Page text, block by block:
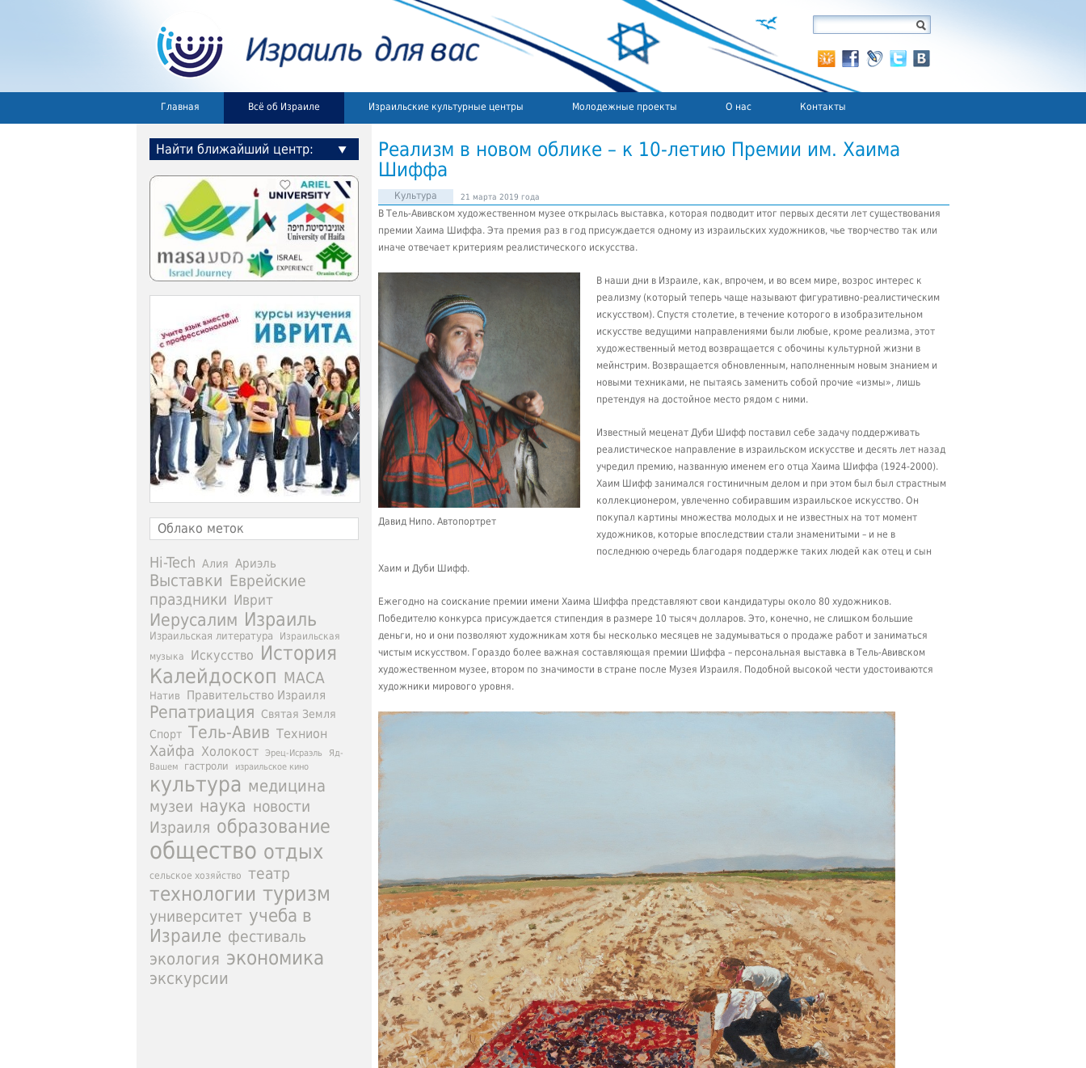
Главная Всё об Израиле Израильские культурные центры Молодежные проекты О нас Контакты
Реализм в новом облике – к 10-летию Премии им. Хаима
Шиффа
Культура 21 марта 2019 года
В Тель-Авивском художественном музее открылась выставка, которая подводит итог первых десяти лет существования
премии Хаима Шиффа. Эта премия раз в год присуждается одному из израильских художников, чье творчество так или
иначе отвечает критериям реалистического искусства.
Давид Нипо. Автопортрет
В наши дни в Израиле, как, впрочем, и во всем мире, возрос интерес к
реализму (который теперь чаще называют фигуративно-реалистическим
искусством). Спустя столетие, в течение которого в изобразительном
искусстве ведущими направлениями были любые, кроме реализма, этот
художественный метод возвращается с обочины культурной жизни в
мейнстрим. Возвращается обновленным, наполненным новым знанием и
новыми техниками, не пытаясь заменить собой прочие «измы», лишь
претендуя на достойное место рядом с ними.
Известный меценат Дуби Шифф поставил себе задачу поддерживать
реалистическое направление в израильском искусстве и десять лет назад
учредил премию, названную именем его отца Хаима Шиффа (1924-2000).
Хаим Шифф занимался гостиничным делом и при этом был был страстным
коллекционером, увлеченно собиравшим израильское искусство. Он
покупал картины множества молодых и не известных на тот момент
художников, которые впоследствии стали знаменитыми – и не в
последнюю очередь благодаря поддержке таких людей как отец и сын
Хаим и Дуби Шифф.
Ежегодно на соискание премии имени Хаима Шиффа представляют свои кандидатуры около 80 художников.
Победителю конкурса присуждается стипендия в размере 10 тысяч долларов. Это, конечно, не слишком большие
деньги, но и они позволяют художникам хотя бы несколько месяцев не задумываться о продаже работ и заниматься
чистым искусством. Гораздо более важная составляющая премии Шиффа – персональная выставка в Тель-Авивском
художественном музее, втором по значимости в стране после Музея Израиля. Подобной высокой чести удостоиваются
художники мирового уровня.
Найти ближайший центр:
Облако меток
Hi-Tech Алия Ариэль
Выставки Еврейские
праздники Иврит
Иерусалим Израиль
Израильская литература
Израильская
музыка
Искусство История
Калейдоскоп МАСА
Натив Правительство Израиля
Репатриация
Святая Земля
Спорт Тель-Авив Технион
Хайфа Холокост Эрец-Исраэль
Яд-
Вашем
гастроли израильское кино
культура медицина
музеи наука новости
Израиля образование
общество отдых
сельское хозяйство театр
технологии туризм
университет учеба в
Израиле фестиваль
экология экономика
экскурсии